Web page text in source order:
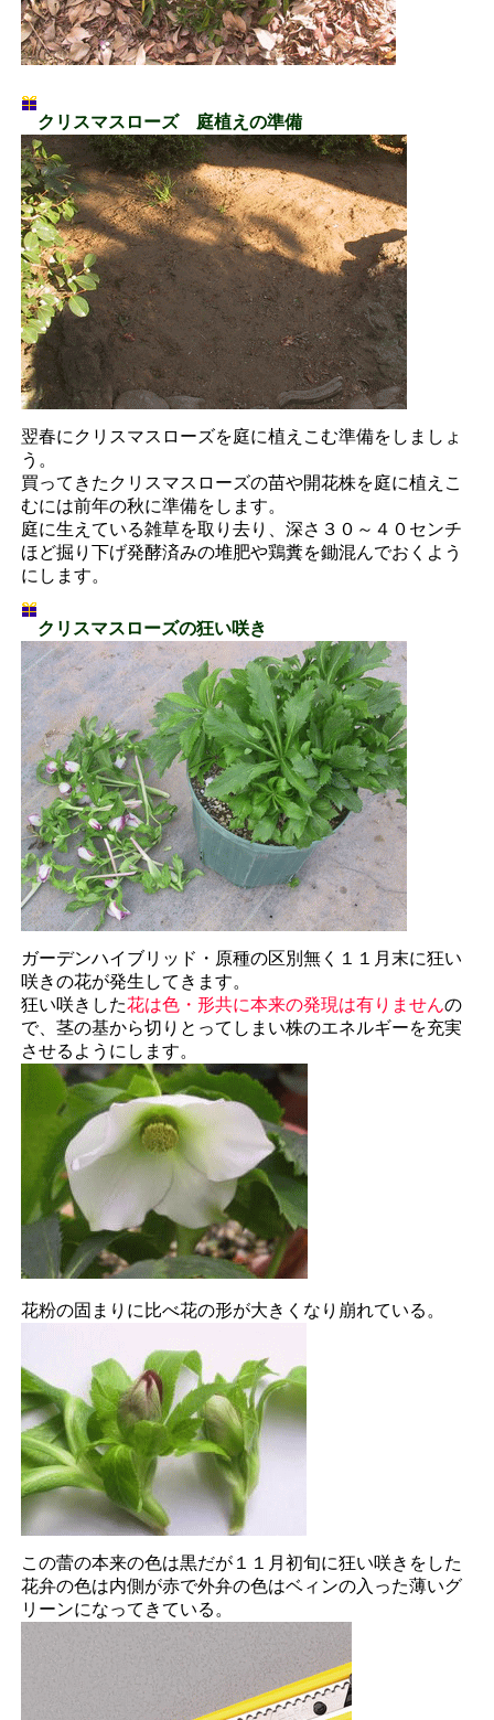
クリスマスローズ 庭植えの準備
翌春にクリスマスローズを庭に植えこむ準備をしましょ
う。
買ってきたクリスマスローズの苗や開花株を庭に植えこ
むには前年の秋に準備をします。
庭に生えている雑草を取り去り、深さ３０～４０センチ
ほど掘り下げ発酵済みの堆肥や鶏糞を鋤混んでおくよう
にします。
クリスマスローズの狂い咲き
ガーデンハイブリッド・原種の区別無く１１月末に狂い
咲きの花が発生してきます。
狂い咲きした花は色・形共に本来の発現は有りませんの
で、茎の基から切りとってしまい株のエネルギーを充実
させるようにします。
花粉の固まりに比べ花の形が大きくなり崩れている。
この蕾の本来の色は黒だが１１月初旬に狂い咲きをした
花弁の色は内側が赤で外弁の色はベィンの入った薄いグ
リーンになってきている。